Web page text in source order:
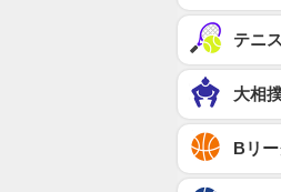
テニス
大相
Bリ